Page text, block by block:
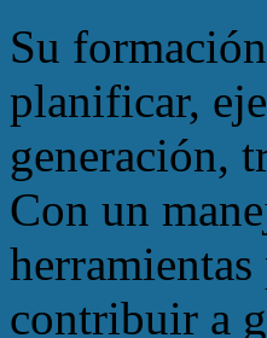
Su
planificar,
generación,
Con un
contribuir a